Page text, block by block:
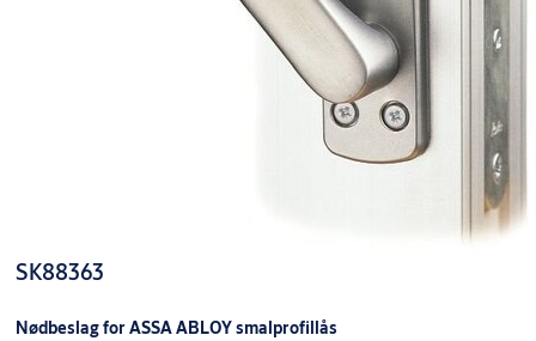
SK88363
Nødbeslag for ASSA ABLOY smalprofillås